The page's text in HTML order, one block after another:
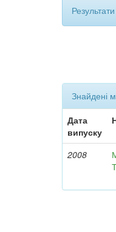
Знайдені
Дата
випуску
2008